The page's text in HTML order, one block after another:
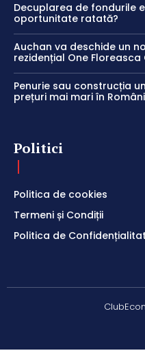
Decuplarea de fondurile
oportunitate ratată?
Auchan va deschide un
rezidențial One Floreasca
Penurie sau construcția
prețuri mai mari în
Politici
Politica de cookies
Termeni și Condiții
Politica de